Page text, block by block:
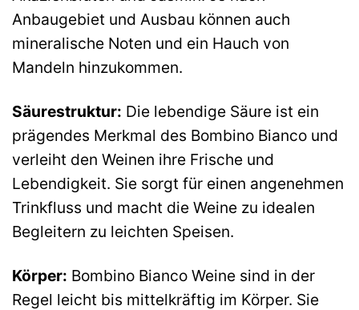
Anbaugebiet und Ausbau können auch
mineralische Noten und ein Hauch von
Mandeln hinzukommen.
Säurestruktur: Die lebendige Säure ist ein
prägendes Merkmal des Bombino Bianco und
verleiht den Weinen ihre Frische und
Lebendigkeit. Sie sorgt für einen angenehmen
Trinkfluss und macht die Weine zu idealen
Begleitern zu leichten Speisen.
Körper: Bombino Bianco Weine sind in der
Regel leicht bis mittelkräftig im Körper. Sie